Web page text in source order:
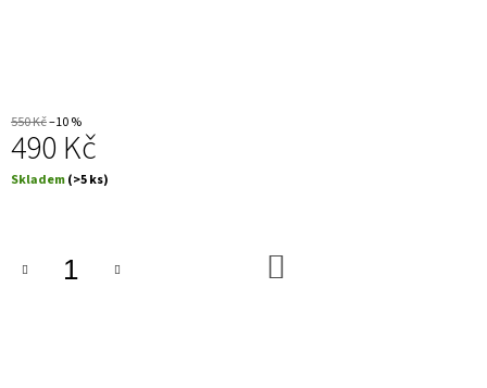
550 Kč–10 %
490 Kč
Měrná
Skladem(>5 ks)